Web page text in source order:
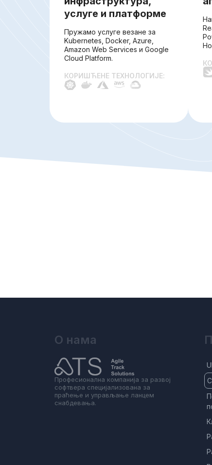
услуге и платформе
Пружамо услуге везане за
Kubernetes, Docker, Azure,
Amazon Web Services и Google
Cloud Platform.
КОРИШЋЕНЕ ТЕХНОЛОГИЈЕ:
О нама
Професионална компанија за развој
софтвера специјализована за
праћење и управљање ланцем
снабдевања.